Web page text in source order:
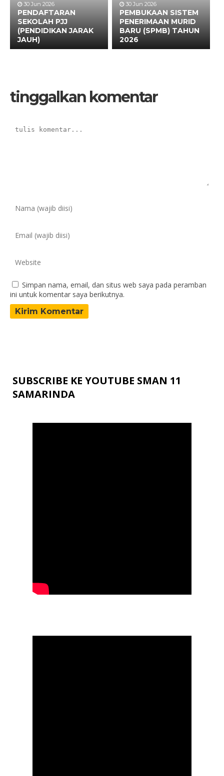
30 Jun 2026
PENDAFTARAN
SEKOLAH PJJ
(PENDIDIKAN JARAK
JAUH)
30 Jun 2026
PEMBUKAAN SISTEM
PENERIMAAN MURID
BARU (SPMB) TAHUN
2026
tinggalkan komentar
Simpan nama, email, dan situs web saya pada peramban
ini untuk komentar saya berikutnya.
SUBSCRIBE KE YOUTUBE SMAN 11
SAMARINDA